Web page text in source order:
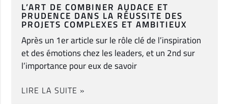
L’ART DE COMBINER AUDACE ET
PRUDENCE DANS LA RÉUSSITE DES
PROJETS COMPLEXES ET AMBITIEUX
Après un 1er article sur le rôle clé de l’inspiration
et des émotions chez les leaders, et un 2nd sur
l’importance pour eux de savoir
LIRE LA SUITE »